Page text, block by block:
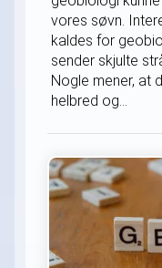
vores søvn.
kaldes for
sender skjulte
Nogle mener, at
helbred og...